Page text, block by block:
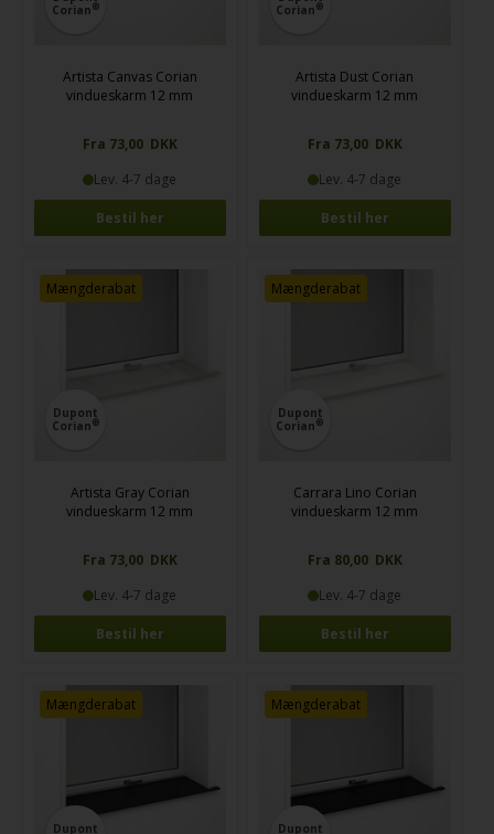
Corian®
Artista Canvas Corian
vindueskarm 12 mm
Fra 73,00 DKK
Lev. 4-7 dage
Bestil her
Corian®
Artista Dust Corian
vindueskarm 12 mm
Fra 73,00 DKK
Lev. 4-7 dage
Bestil her
Dupont
Corian®
Mængderabat
Artista Gray Corian
vindueskarm 12 mm
Fra 73,00 DKK
Lev. 4-7 dage
Bestil her
Dupont
Corian®
Mængderabat
Carrara Lino Corian
vindueskarm 12 mm
Fra 80,00 DKK
Lev. 4-7 dage
Bestil her
Dupont
Mængderabat
Dupont
Mængderabat